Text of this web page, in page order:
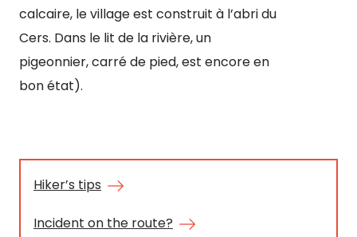
calcaire, le village est construit à l’abri du
Cers. Dans le lit de la rivière, un
pigeonnier, carré de pied, est encore en
bon état).
Hiker’s tips
Incident on the route?